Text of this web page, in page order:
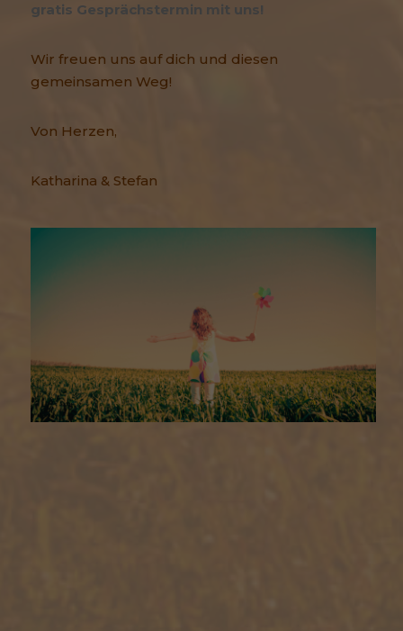
gratis Gesprächstermin mit uns!
Wir freuen uns auf dich und diesen
gemeinsamen Weg!
Von Herzen,
Katharina & Stefan